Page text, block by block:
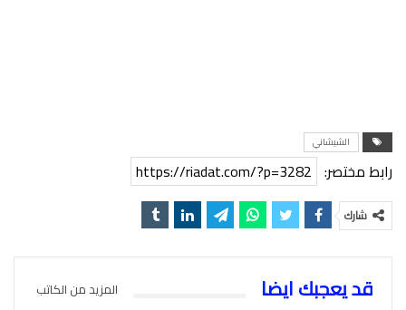
الشيشاني
رابط مختصر: https://riadat.com/?p=3282
شارك
قد يعجبك ايضا المزيد من الكاتب